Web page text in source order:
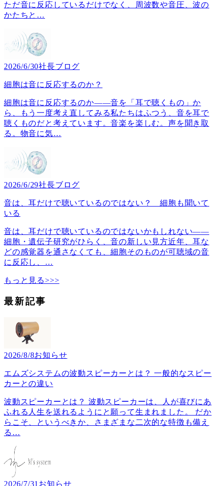
ただ音に反応しているだけでなく、周波数や音圧、波の
かたちと …
2026/6/30社長ブログ
細胞は音に反応するのか？
細胞は音に反応するのか――音を「耳で聴くもの」か
ら、もう一度考え直してみる私たちはふつう、音を耳で
聴くものだと考えています。音楽を楽しむ。声を聞き取
る。物音に気…
2026/6/29社長ブログ
音は、耳だけで聴いているのではない？ 細胞も聞いて
いる
音は、耳だけで聴いているのではないかもしれない――
細胞・遺伝子研究がひらく、音の新しい見方近年、耳な
どの感覚器を通さなくても、細胞そのものが可聴域の音
に反応し、 …
もっと見る>>>
最新記事
2026/8/8お知らせ
エムズシステムの波動スピーカーとは？ 一般的なスピー
カーとの違い
波動スピーカーとは？ 波動スピーカーは、人が喜びにあ
ふれる人生を送れるようにと願って生まれました。 だか
らこそ、というべきか、さまざまな二次的な特徴も備え
る …
2026/7/31 お知らせ